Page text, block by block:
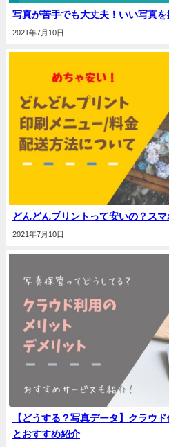
写真が苦手でも大丈夫！いい写真
2021年7月10日
どんどんプリントって安いの？ス
2021年7月10日
【どうする？写真データ】クラウ
とおすすめ紹介